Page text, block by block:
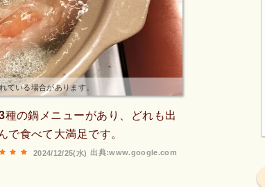
ている場合があります。
の鍋メニューがあり、どれも出
食べて大満足です。
出典:www.google.com
2024/12/25(水)